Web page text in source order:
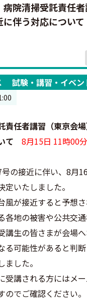
病院清掃受託責任
伴う対応について
試験・講習・イベン
任者講習（東京会
て 8月15日 11時00
の接近に伴い、8月
いたしました。
風が接近すると予想
各地の被害や公共交
講生の皆さまが会場
る可能性があると判
した。
受講される方にはメ
のでご確認ください。